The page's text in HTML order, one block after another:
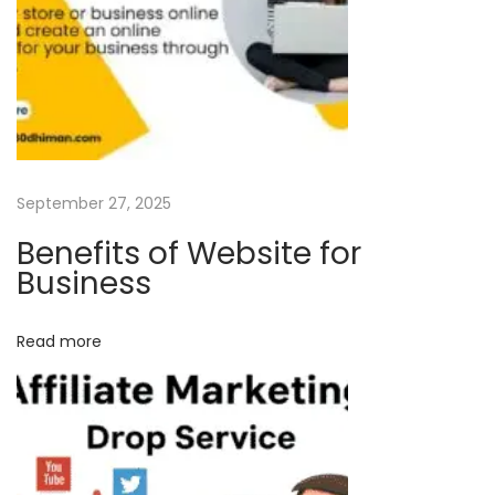
y
d
o
m
a
i
n
i
n
d
September 27, 2025
Benefits of Website for
Business
Read more